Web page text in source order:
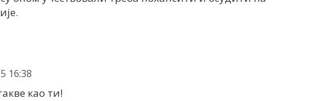
16:38
као ти!